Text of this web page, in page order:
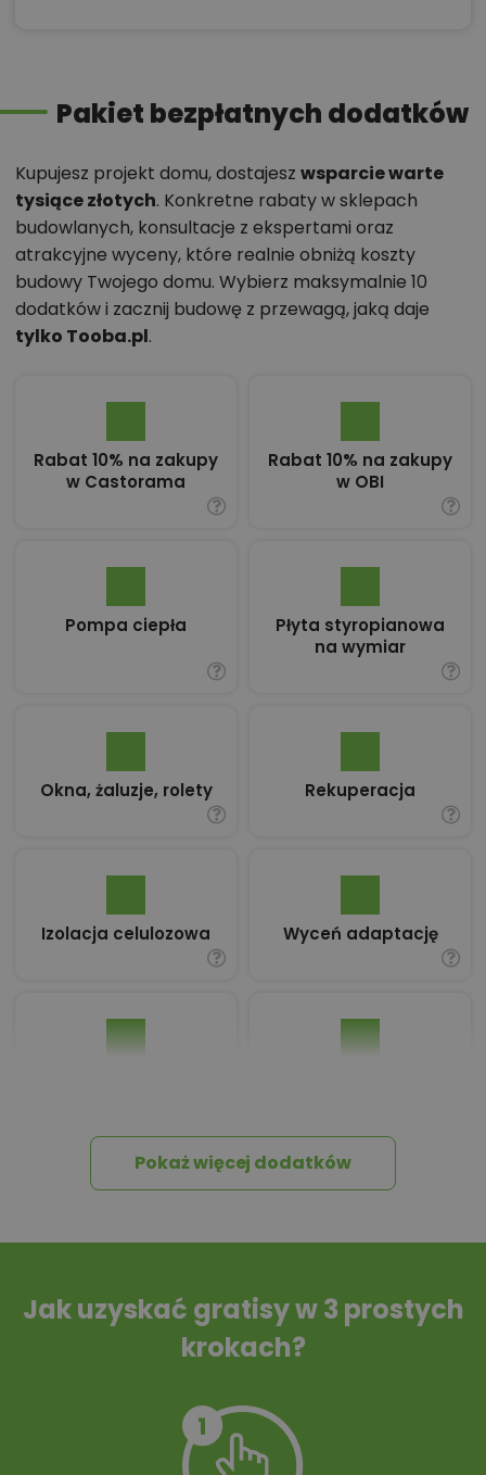
Pakiet bezpłatnych dodatków
Kupujesz projekt domu, dostajesz wsparcie warte
tysiące złotych. Konkretne rabaty w sklepach
budowlanych, konsultacje z ekspertami oraz
atrakcyjne wyceny, które realnie obniżą koszty
budowy Twojego domu. Wybierz maksymalnie 10
dodatków i zacznij budowę z przewagą, jaką daje
tylko Tooba.pl.
Rabat 10% na zakupy
w Castorama
Rabat 10% na zakupy
w OBI
Pompa ciepła
Płyta styropianowa
na wymiar
Okna, żaluzje, rolety Rekuperacja
Izolacja celulozowa Wyceń adaptację
Tablica informacyjna
Przydomowa
10 projektów małej
Pokaż więcej dodatków
Jak uzyskać gratisy w 3 prostych
krokach?